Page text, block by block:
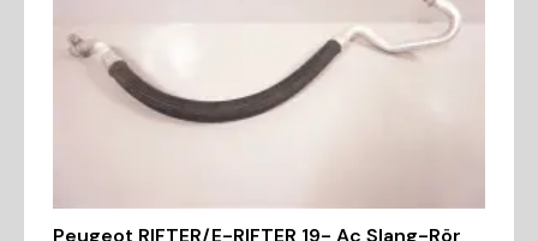
Peugeot RIFTER/E-RIFTER 19- Ac Slang-Rör